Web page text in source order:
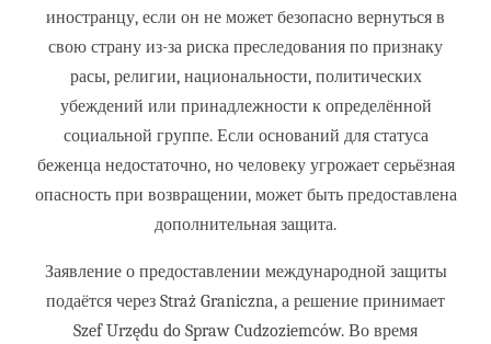
иностранцу, если он не может безопасно вернуться в
свою страну из-за риска преследования по признаку
расы, религии, национальности, политических
убеждений или принадлежности к определённой
социальной группе. Если оснований для статуса
беженца недостаточно, но человеку угрожает серьёзная
опасность при возвращении, может быть предоставлена
дополнительная защита.
Заявление о предоставлении международной защиты
подаётся через Straż Graniczna, а решение принимает
Szef Urzędu do Spraw Cudzoziemców. Во время